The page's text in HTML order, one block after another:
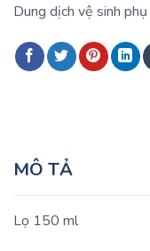
Dung dịch vệ sinh
MÔ TẢ
Lọ 150 ml